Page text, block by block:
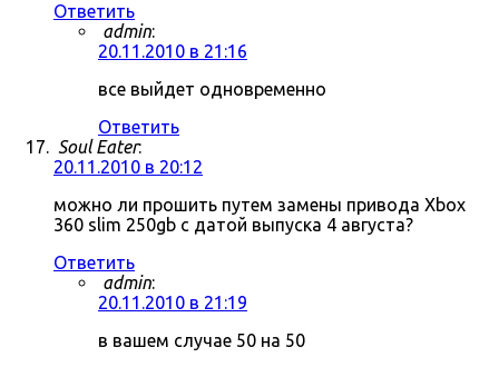
Ответить
admin:
20.11.2010 в 21:16
все выйдет одновременно
Ответить
Soul Eater:
20.11.2010 в 20:12
можно ли прошить путем замены привода Xbox
360 slim 250gb с датой выпуска 4 августа?
Ответить
admin:
20.11.2010 в 21:19
в вашем случае 50 на 50